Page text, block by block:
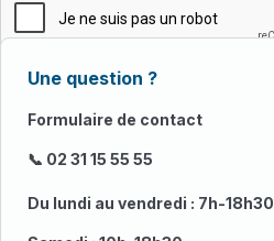
Une question ?
Formulaire de contact
📞 02 31 15 55 55
Du lundi au vendredi : 7h-18h30